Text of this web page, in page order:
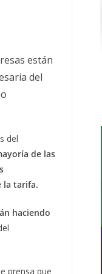
están
del
del
de las
la tarifa.
haciendo
prensa que